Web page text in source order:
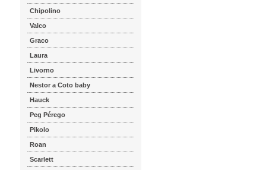
Chipolino
Valco
Graco
Laura
Livorno
Nestor a Coto baby
Hauck
Peg Pérego
Pikolo
Roan
Scarlett